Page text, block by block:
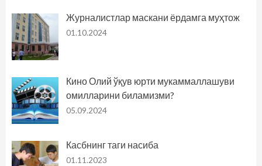
Журналистлар маскани ёрдамга муҳтож
01.10.2024
Кино Олий ўқув юрти мукаммаллашуви
омилларини биламизми?
05.09.2024
Касбнинг таги насиба
01.11.2023